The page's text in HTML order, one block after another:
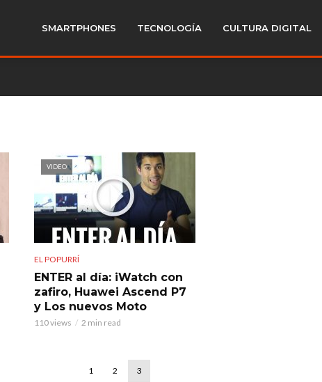
SMARTPHONES TECNOLOGÍA CULTURA DIGITAL
VIDEO
EL POPURRÍ
ENTER al día: iWatch con
zafiro, Huawei Ascend P7
y Los nuevos Moto
110 views 2 min read
1 2 3